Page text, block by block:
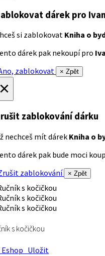
dárek pro
si zablokovat Kniha o
dárek pak nekoupí pro
zablokovat
× Zpět
zablokování dárku
nechceš mít dárek Kniha o
dárek pak bude moci
zablokování
× Zpět
s kočičkou
Uložit